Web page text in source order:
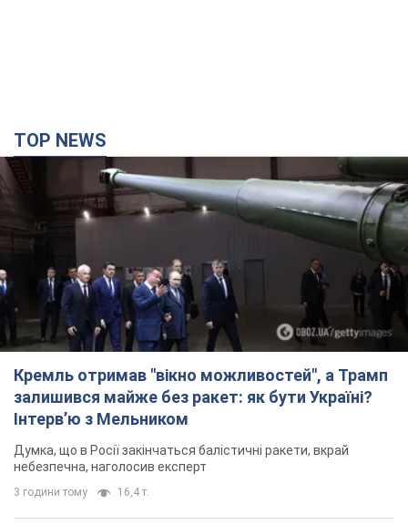
TOP NEWS
Кремль отримав "вікно можливостей", а Трамп
залишився майже без ракет: як бути Україні?
Інтерв’ю з Мельником
Думка, що в Росії закінчаться балістичні ракети, вкрай
небезпечна, наголосив експерт
3 години тому 16,4 т.